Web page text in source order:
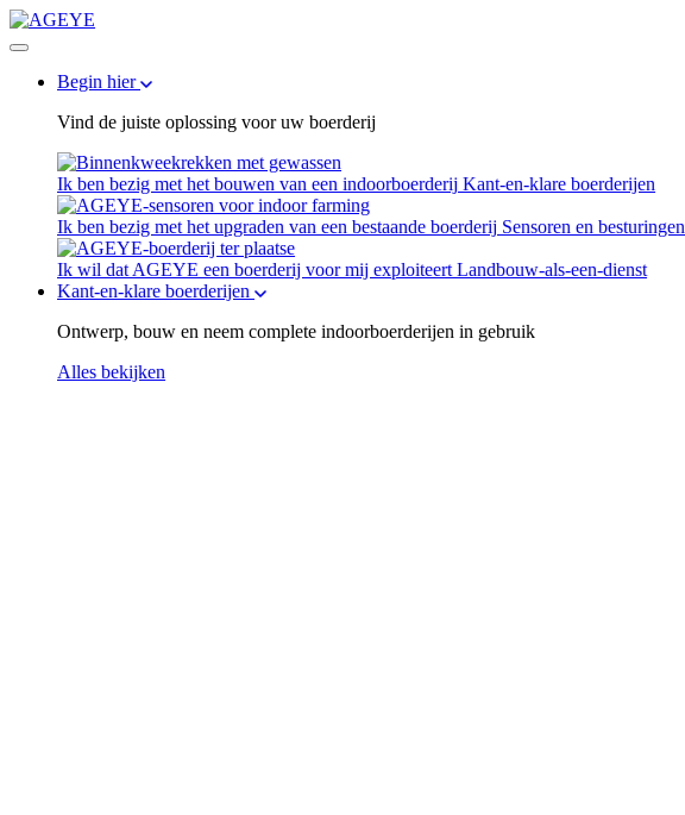
Begin hier
Vind de juiste oplossing voor uw boerderij
Ik ben bezig met het bouwen van een indoorboerderij Kant-en-klare boerderijen
Ik ben bezig met het upgraden van een bestaande boerderij Sensoren en besturingen
Ik wil dat AGEYE een boerderij voor mij exploiteert Landbouw-als-een-dienst
Kant-en-klare boerderijen
Ontwerp, bouw en neem complete indoorboerderijen in gebruik
Alles bekijken